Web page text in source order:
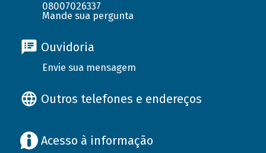
08007026337
Mande sua pergunta
Ouvidoria
Envie sua mensagem
Outros telefones e endereços
Acesso à informação